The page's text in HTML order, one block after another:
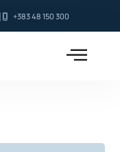
+383 48 150 300